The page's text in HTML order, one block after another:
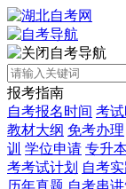
自考导航
报考指南
自考报名时间 考
教材大纲 免考办理
训 学位申请 专升
考考试计划 自考
历年真题 自考串